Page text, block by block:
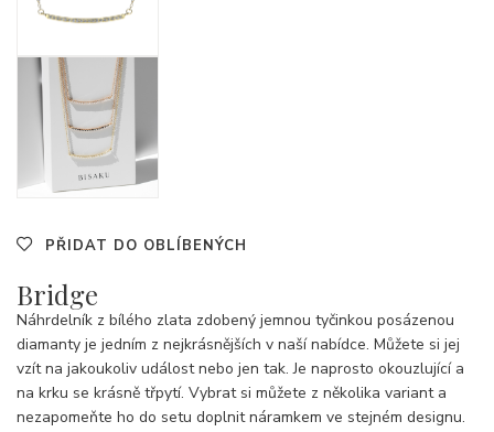
PŘIDAT DO OBLÍBENÝCH
Bridge
Náhrdelník z bílého zlata zdobený jemnou tyčinkou posázenou
diamanty je jedním z nejkrásnějších v naší nabídce. Můžete si jej
vzít na jakoukoliv událost nebo jen tak. Je naprosto okouzlující a
na krku se krásně třpytí. Vybrat si můžete z několika variant a
nezapomeňte ho do setu doplnit náramkem ve stejném designu.